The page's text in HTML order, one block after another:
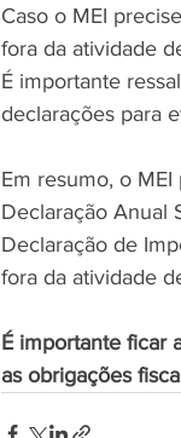
Caso o MEI
fora da atividade
É importante
declarações para
Em resumo, o
Declaração Anual
Declaração de
fora da atividade
É importante ficar
as obrigações